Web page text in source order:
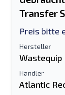
E-Mail-
Transfer
Preis bitte
Hersteller
Wastequip
Händler
Atlantic
Textliste
Ihren